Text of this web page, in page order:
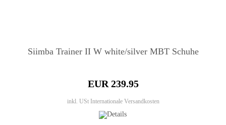
Siimba Trainer II W white/silver MBT Schuhe
EUR 239.95
inkl. USt Internationale Versandkosten